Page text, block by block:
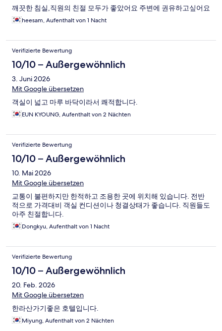
깨끗한 침실,직원의 친절 모두가 좋았어요 주변에 권유하고싶어요
heesam, Aufenthalt von 1 Nacht
Verifizierte Bewertung
10/10 – Außergewöhnlich
3. Juni 2026
Mit Google übersetzen
객실이 넓고 마루 바닥이라서 쾌적합니다.
EUN KYOUNG, Aufenthalt von 2 Nächten
Verifizierte Bewertung
10/10 – Außergewöhnlich
10. Mai 2026
Mit Google übersetzen
교통이 불편하지만 한적하고 조용한 곳에 위치해 있습니다. 전반
적으로 가격대비 객실 컨디션이나 청결상태가 좋습니다. 직원들도
아주 친절합니다.
Dongkyu, Aufenthalt von 1 Nacht
Verifizierte Bewertung
10/10 – Außergewöhnlich
20. Feb. 2026
Mit Google übersetzen
한라산가기좋은 호텔입니다.
Miyung, Aufenthalt von 2 Nächten